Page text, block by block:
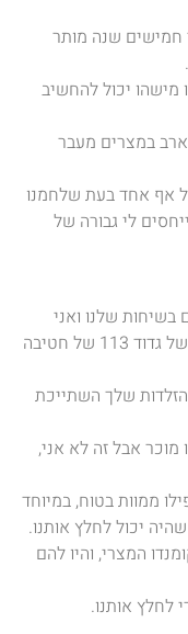
חמישים שנה מותר
מישהו יכול להחשיב
במצרים מעבר
אף אחד בעת שלחמנו
לי גבורה של
שלנו ואני
מצלצל כדי להזמין אותך למפגש לוחמים של גדוד 113 של חטיבה
שלך השתייכת
אבל זה לא אני,
ממוות בטוח, במיוחד
יכול לחלץ אותנו.
המצרי, והיו להם
לחלץ אותנו.